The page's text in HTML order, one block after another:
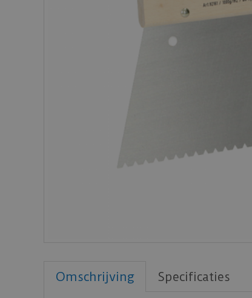
Omschrijving Specificaties